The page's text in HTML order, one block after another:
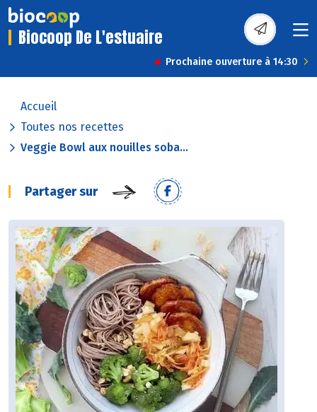
Biocoop De L'estuaire
Prochaine ouverture à 14:30
Accueil
Toutes nos recettes
Veggie Bowl aux nouilles soba...
Partager sur